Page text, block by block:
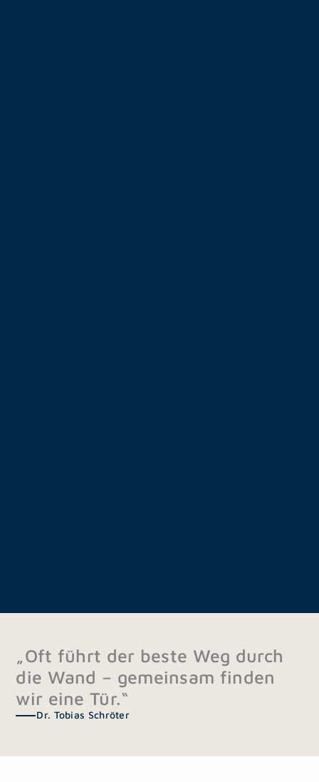
„Oft führt der beste Weg durch
die Wand – gemeinsam finden
wir eine Tür.“
Dr. Tobias Schröter